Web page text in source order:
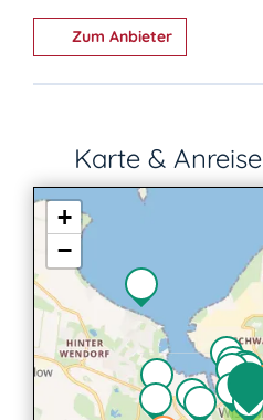
Zum Anbieter
Karte & Anreise
2
+
−